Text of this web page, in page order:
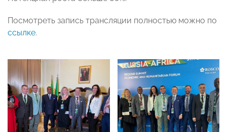
Посмотреть запись трансляции полностью можно по
ссылке.